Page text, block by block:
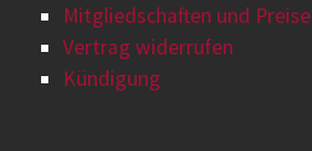
Mitgliedschaften und Preise
Vertrag widerrufen
Kündigung